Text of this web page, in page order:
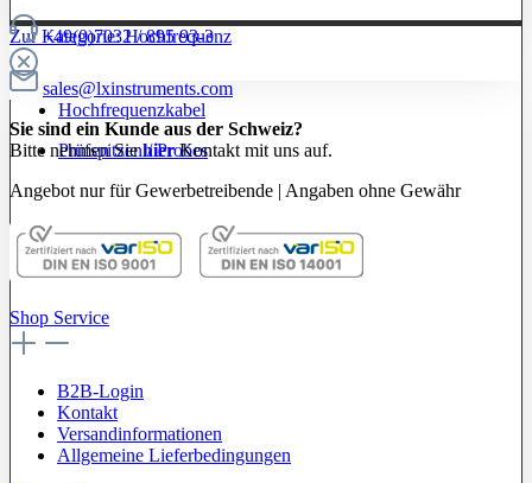
Zur Kategorie: Hochfrequenz
Hochfrequenzkabel
Prüfspitzen / Probes
+49(0)7032 / 895 93-3
sales@lxinstruments.com
Sie sind ein Kunde aus der Schweiz?
Bitte nehmen SiehierKontakt mit uns auf.
Angebot nur für Gewerbetreibende | Angaben ohne Gewähr
Shop Service
B2B-Login
Kontakt
Versandinformationen
Allgemeine Lieferbedingungen